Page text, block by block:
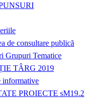
de consultare publică
Grupuri Tematice
TÂRG 2019
informative
PROIECTE sM19.2